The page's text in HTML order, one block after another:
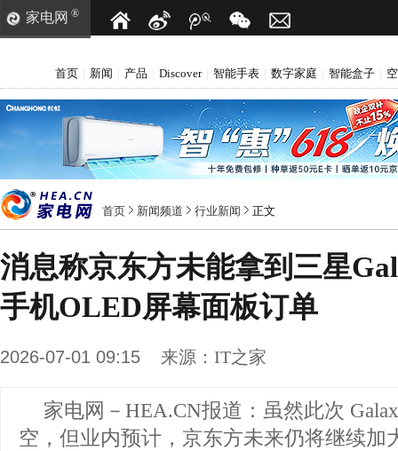
家电网 ®
首页 新闻 产品 Discover 智能手表 数字家庭 智能盒子
首页 新闻频道 行业新闻 正文
消息称京东方未能拿到三星
手机OLED屏幕面板订单
2026-07-01 09:15 来源： IT之家
家电网－HEA.CN报道： 虽然此次
空，但业内预计，京东方未来仍将继续加